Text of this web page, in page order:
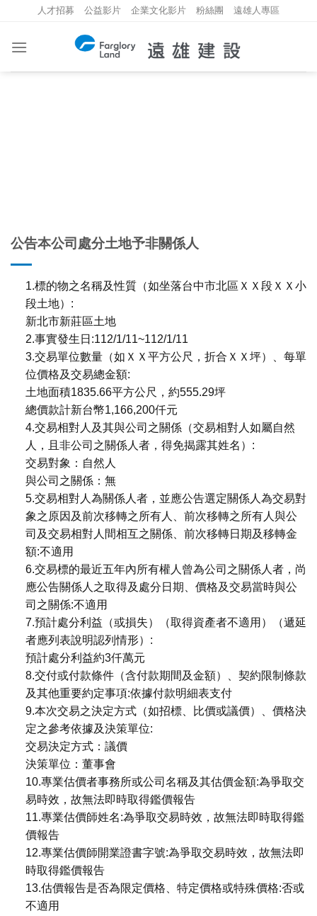
content
人才招募 公益影片 企業文化影片 粉絲團 遠雄人專區
公告本公司處分土地予非關係人
1.標的物之名稱及性質（如坐落台中市北區ＸＸ段ＸＸ小
段土地）:
新北市新莊區土地
2.事實發生日:112/1/11~112/1/11
3.交易單位數量（如ＸＸ平方公尺，折合ＸＸ坪）、每單
位價格及交易總金額:
土地面積1835.66平方公尺，約555.29坪
總價款計新台幣1,166,200仟元
4.交易相對人及其與公司之關係（交易相對人如屬自然
人，且非公司之關係人者，得免揭露其姓名）:
交易對象：自然人
與公司之關係：無
5.交易相對人為關係人者，並應公告選定關係人為交易對
象之原因及前次移轉之所有人、前次移轉之所有人與公
司及交易相對人間相互之關係、前次移轉日期及移轉金
額:不適用
6.交易標的最近五年內所有權人曾為公司之關係人者，尚
應公告關係人之取得及處分日期、價格及交易當時與公
司之關係:不適用
7.預計處分利益（或損失）（取得資產者不適用）（遞延
者應列表說明認列情形）:
預計處分利益約3仟萬元
8.交付或付款條件（含付款期間及金額）、契約限制條款
及其他重要約定事項:依據付款明細表支付
9.本次交易之決定方式（如招標、比價或議價）、價格決
定之參考依據及決策單位:
交易決定方式：議價
決策單位：董事會
10.專業估價者事務所或公司名稱及其估價金額:為爭取交
易時效，故無法即時取得鑑價報告
11.專業估價師姓名:為爭取交易時效，故無法即時取得鑑
價報告
12.專業估價師開業證書字號:為爭取交易時效，故無法即
時取得鑑價報告
13.估價報告是否為限定價格、特定價格或特殊價格:否或
不適用